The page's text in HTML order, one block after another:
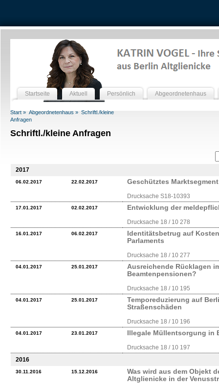
Startseite Aktuell Persönlich Abgeordnetenhaus
Start » Abgeordnetenhaus » Schriftl./kleine
Anfragen
Schriftl./kleine Anfragen
2017
06.02.2017 22.02.2017 Geschütztes
Drucksache S18-10393
17.01.2017 02.02.2017 Entwicklung der
Drucksache 18 / 10 278
16.01.2017 06.02.2017
Identitätsbetrug auf
Parlaments
Drucksache 18 / 10 277
04.01.2017 25.01.2017
Ausreichende Rücklagen
Beamtenpensionen?
Drucksache 18 / 10 195
04.01.2017 25.01.2017
Temporeduzierung auf
Straßenschäden
Drucksache 18 / 10 196
04.01.2017 23.01.2017 Illegale Müllentsorgung in
Drucksache 18 / 10 197
2016
30.11.2016 15.12.2016
Was wird aus dem Objekt
Altglienicke in der